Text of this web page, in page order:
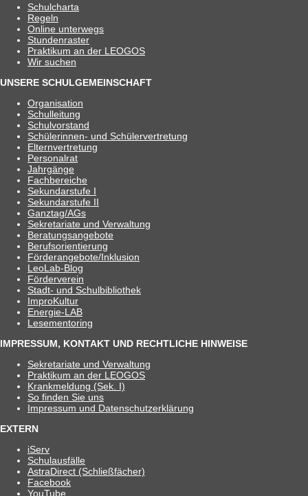
Schul­charta
Regeln
Online unter­wegs
Stun­den­ras­ter
Prak­ti­kum an der LEOGOS
Wir suchen
UNSERE SCHULGEMEINSCHAFT
Orga­ni­sa­tion
Schul­lei­tung
Schul­vor­stand
Schü­le­rin­nen- und Schülervertretung
Eltern­ver­tre­tung
Per­so­nal­rat
Jahr­gänge
Fach­be­rei­che
Sekun­dar­stufe I
Sekun­dar­stufe II
Ganztag/​​AGs
Sekre­ta­riate und Verwaltung
Bera­tungs­an­ge­bote
Berufs­ori­en­tie­rung
Förderangebote/​​Inklusion
Leo­Lab-Blog
För­der­ver­ein
Stadt- und Schulbibliothek
Impro­Kul­tur
Ener­­gie-LAB
Lese­men­to­ring
IMPRESSUM, KONTAKT UND RECHTLICHE HINWEISE
Sekre­ta­riate und Verwaltung
Prak­ti­kum an der LEOGOS
Krank­mel­dung (Sek. I)
So fin­den Sie uns
Impres­sum und Datenschutzerklärung
EXTERN
iServ
Schul­aus­fälle
Astra­Di­rect (Schließ­fä­cher)
Face­book
You­Tube